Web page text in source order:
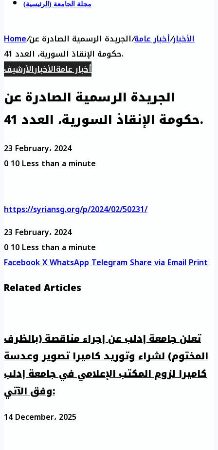
مجلة الجامعة (الرئيسية)
Home/ الأخبار/أخبار عامة/الجريدة الرسمية الصادرة عن
حكومة الإنقاذ السورية، العدد 41.
أخبار عامةالأخبارالأرشيف
الجريدة الرسمية الصادرة عن
حكومة الإنقاذ السورية، العدد 41.
23 February، 2024
010Less than a minute
https://syriansg.org/p/2024/02/50231/
23 February، 2024
010Less than a minute
FacebookXWhatsAppTelegramShare via EmailPrint
Related Articles
تعلن جامعة إدلب عن إجراء مناقصة (بالظرف
المختوم) لشراء وتوريد كاميرا تصوير وعدسة
كاميرا لزوم المكتب الإعلامي في جامعة إدلب
وفق الآتي:
14 December، 2025